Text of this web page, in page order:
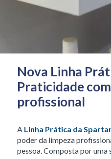
Nova Linha
Praticidade
profissional
A Linha Prática da
poder da limpeza
pessoa. Composta por uma